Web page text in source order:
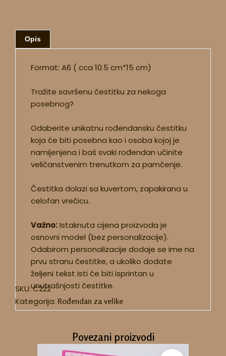
Opis
Format: A6 ( cca 10.5 cm*15 cm)
Tražite savršenu čestitku za nekoga
posebnog?
Odaberite unikatnu rođendansku čestitku
koja će biti posebna kao i osoba kojoj je
namijenjena i baš svaki rođendan učinite
veličanstvenim trenutkom za pamćenje.
Čestitka dolazi sa kuvertom, zapakirana u
celofan vrećicu.
Važno:Istaknuta cijena proizvoda je
osnovni model (bez personalizacije).
Odabirom personalizacije dodaje se ime na
prvu stranu čestitke, a ukoliko dodate
željeni tekst isti će biti isprintan u
unutrašnjosti čestitke.
SKU:C222
Kategorija: Rođendan za velike
Povezani proizvodi